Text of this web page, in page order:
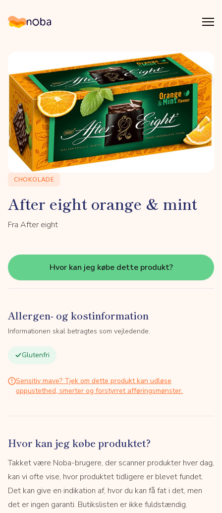
Noba
CHOKOLADE
After eight orange & mint
Fra After eight
Hvor kan jeg købe dette produkt?
Allergen- og kostinformation
Informationen skal betragtes som vejledende.
Glutenfri
Sensitiv mave? Tjek om dette produkt kan udløse
oppustethed, smerter og forstyrret afføringsmønster.
Hvor kan jeg købe produktet?
Takket være Noba-brugere, der scanner produkter hver dag,
kan vi ofte vise, hvor produktet tidligere er blevet fundet.
Det kan give en indikation af, hvor du kan få fat i det, men
det er ingen garanti. Butikslisten er ikke fuldstændig.